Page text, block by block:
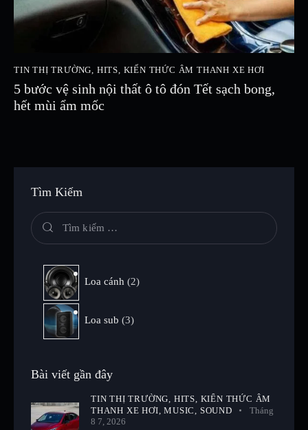
TIN THỊ TRƯỜNG HITS KIẾN THỨC ÂM THANH XE HƠI
5 bước vệ sinh nội thất ô tô đón Tết sạch bong,
hết mùi ẩm mốc
Tìm Kiếm
Loa cánh 2
Loa sub 3
Bài viết gần đây
TIN THỊ TRƯỜNG, HITS, KIẾN THỨC ÂM
THANH XE HƠI,MUSIC, SOUND
Tháng
8 7, 2026